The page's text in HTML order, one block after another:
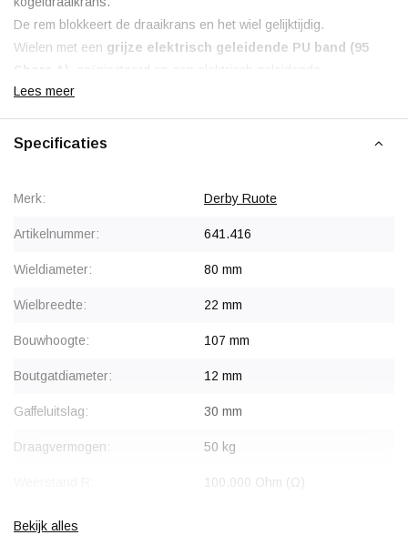
De rem blokkeert de draaikrans en het wiel gelijktijdig.
Wielen met een grijze elektrisch geleidende PU band (95
polyamidevelg met glijlager en rvs asbus.
Antistatisch < 100.000 Ohm
Lees meer
Specificaties
Merk: Derby Ruote
Artikelnummer: 641.416
Wieldiameter: 80 mm
Wielbreedte: 22 mm
Bouwhoogte: 107 mm
Boutgatdiameter: 12 mm
Gaffeluitslag: 30 mm
Draagvermogen: 50 kg
100.000 Ohm (Ω)
Type wiel:
Bekijk alles